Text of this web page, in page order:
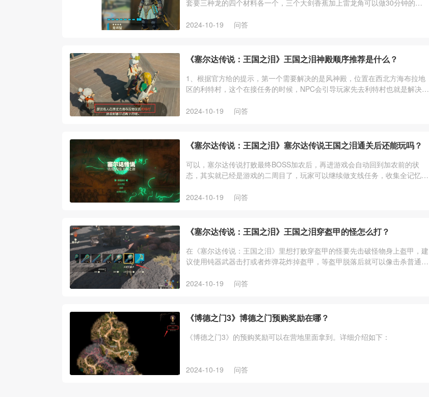
套要三种龙的四个材料各一个，三个大剑香蕉加上雷龙角可以做30分钟的三
2024-10-19
问答
《塞尔达传说：王国之泪》王国之泪神殿顺序推荐是什么？
1、根据官方给的提示，第一个需要解决的是风神殿，位置在西北方海布拉地
区的利特村，这个在接任务的时候，NPC会引导玩家先去利特村也就是解决风
2024-10-19
问答
《塞尔达传说：王国之泪》塞尔达传说王国之泪通关后还能玩吗？
可以，塞尔达传说打败最终BOSS加农后，再进游戏会自动回到加农前的状
态，其实就已经是游戏的二周目了，玩家可以继续做支线任务，收集全记忆、
2024-10-19
问答
《塞尔达传说：王国之泪》王国之泪穿盔甲的怪怎么打？
在《塞尔达传说：王国之泪》里想打败穿盔甲的怪要先击破怪物身上盔甲，建
议使用钝器武器击打或者炸弹花炸掉盔甲，等盔甲脱落后就可以像击杀普通怪
2024-10-19
问答
《博德之门3》博德之门预购奖励在哪？
《博德之门3》的预购奖励可以在营地里面拿到。详细介绍如下：
2024-10-19 问答